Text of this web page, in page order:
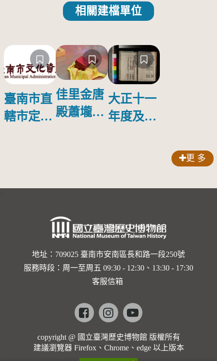
相關建檔單位
臺南市直
轄市定古
計
佳里金唐
殿蕭壠香
大正十一
年度及十
壠工場財
械建物-
機械及器
具變更
更 多
地址：709025 臺南市安南區長和路一段250號
服務時段：周一至周五 09:30 - 12:30、13:30 - 17:30
客服信箱
Facebookinstagramyoutube
copyright @ 國立臺灣歷史博物館 版權所有
建議瀏覽器 Firefox、Chrome、edge 以上版本